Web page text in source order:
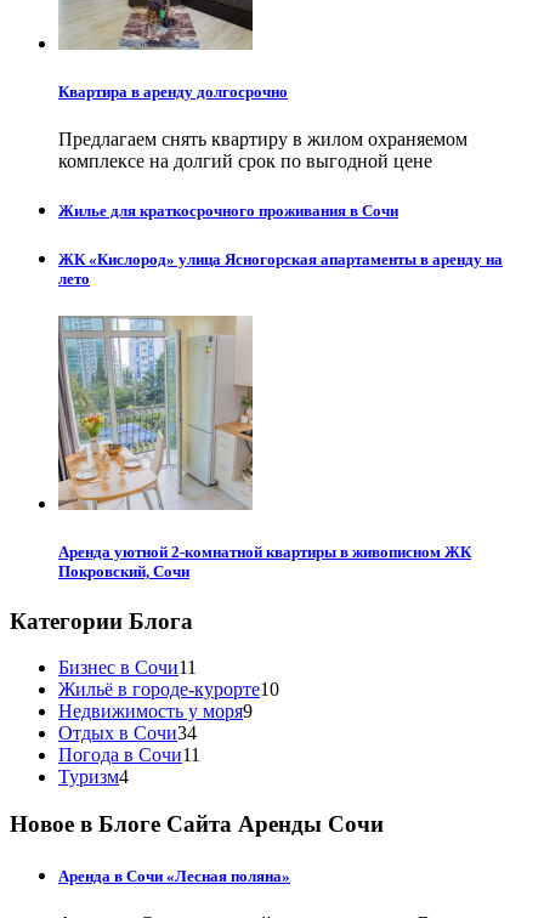
Квартира в аренду долгосрочно
Предлагаем снять квартиру в жилом охраняемом
комплексе на долгий срок по выгодной цене
Жилье для краткосрочного проживания в Сочи
ЖК «Кислород» улица Ясногорская апартаменты в аренду на
лето
Аренда уютной 2-комнатной квартиры в живописном ЖК
Покровский, Сочи
Категории Блога
Бизнес в Сочи11
Жильё в городе-курорте10
Недвижимость у моря9
Отдых в Сочи34
Погода в Сочи11
Туризм4
Новое в Блоге Сайта Аренды Сочи
Аренда в Сочи «Лесная поляна»